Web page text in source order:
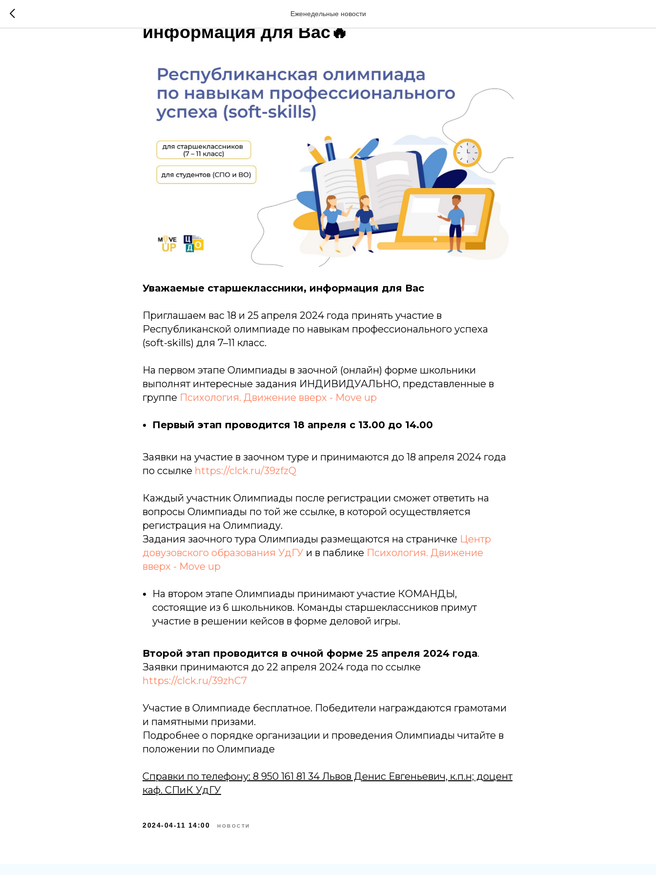
Еженедельные новости
Уважаемые старшеклассники,
информация для Вас🔥
Уважаемые старшеклассники, информация для Вас
Приглашаем вас 18 и 25 апреля 2024 года принять участие в
Республиканской олимпиаде по навыкам профессионального успеха
(soft-skills) для 7–11 класс.
На первом этапе Олимпиады в заочной (онлайн) форме школьники
выполнят интересные задания ИНДИВИДУАЛЬНО, представленные в
группе Психология. Движение вверх - Move up
Первый этап проводится 18 апреля с 13.00 до 14.00
Заявки на участие в заочном туре и принимаются до 18 апреля 2024 года
по ссылке https://clck.ru/39zfzQ
Каждый участник Олимпиады после регистрации сможет ответить на
вопросы Олимпиады по той же ссылке, в которой осуществляется
регистрация на Олимпиаду.
Задания заочного тура Олимпиады размещаются на страничке Центр
довузовского образования УдГУ и в паблике Психология. Движение
вверх - Move up
На втором этапе Олимпиады принимают участие КОМАНДЫ,
состоящие из 6 школьников. Команды старшеклассников примут
участие в решении кейсов в форме деловой игры.
Второй этап проводится в очной форме 25 апреля 2024 года.
Заявки принимаются до 22 апреля 2024 года по ссылке
https://clck.ru/39zhC7
Участие в Олимпиаде бесплатное. Победители награждаются грамотами
и памятными призами.
Подробнее о порядке организации и проведения Олимпиады читайте в
положении по Олимпиаде
Справки по телефону: 8 950 161 81 34 Львов Денис Евгеньевич, к.п.н; доцент
каф. СПиК УдГУ
2024-04-11 14:00 НОВОСТИ